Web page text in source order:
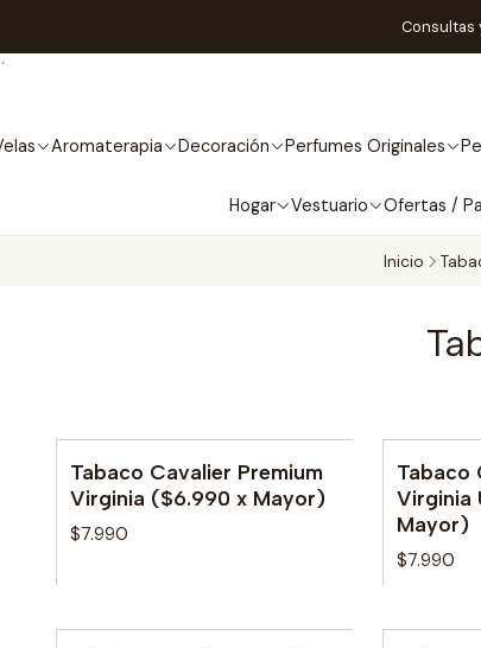
Aromaterapia Decoración Perfumes Originales
Hogar Vestuario Ofertas /
Consultas
Inicio
No disponible
Tabaco Cavalier Premium
Virginia ($6.990 x Mayor)
$7.990
Tabaco
Virginia
Mayor)
$7.990